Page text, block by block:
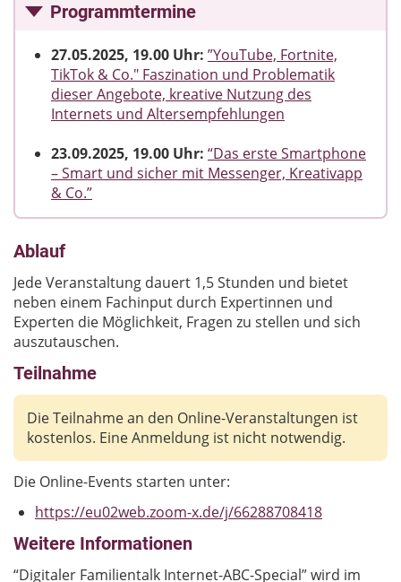
Programmtermine
27.05.2025, 19.00 Uhr: ”YouTube, Fortnite,
TikTok & Co." Faszination und Problematik
dieser Angebote, kreative Nutzung des
Internets und Altersempfehlungen
23.09.2025, 19.00 Uhr: “Das erste Smartphone
– Smart und sicher mit Messenger, Kreativapp
& Co.”
Ablauf
Jede Veranstaltung dauert 1,5 Stunden und bietet
neben einem Fachinput durch Expertinnen und
Experten die Möglichkeit, Fragen zu stellen und sich
auszutauschen.
Teilnahme
Die Teilnahme an den Online-Veranstaltungen ist
kostenlos. Eine Anmeldung ist nicht notwendig.
Die Online-Events starten unter:
https://eu02web.zoom-x.de/j/66288708418
Weitere Informationen
“Digitaler Familientalk Internet-ABC-Special” wird im